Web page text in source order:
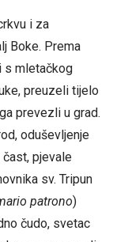
i za
Boke. Prema
s mletačkog
preuzeli tijelo
prevezli u grad.
oduševljenje
pjevale
sv. Tripun
patrono)
čudo, svetac